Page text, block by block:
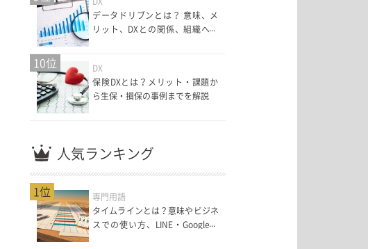
データドリブンとは？ 意味、メ
リット、DXとの関係、組織への
DX
保険DXとは？メリット・課題か
ら生保・損保の事例までを解説
10位
人気ランキング
専門用語
タイムラインとは？意味やビジネ
スでの使い方、LINE・Googleマ
1位